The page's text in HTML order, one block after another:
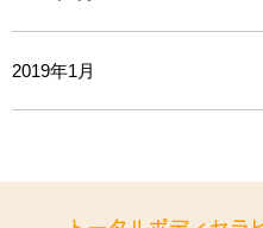
2019年1月